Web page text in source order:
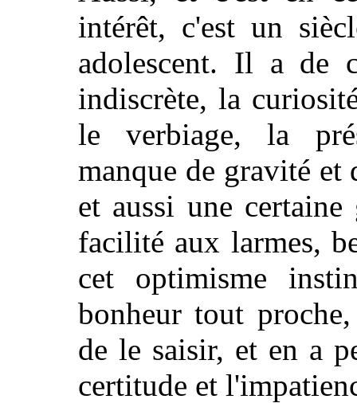
intérêt, c'est un
adolescent. Il a de
indiscrète, la
le verbiage, la
manque de gravité et
et aussi une
facilité aux larmes,
cet optimisme
bonheur tout
de le saisir, et en a
certitude et